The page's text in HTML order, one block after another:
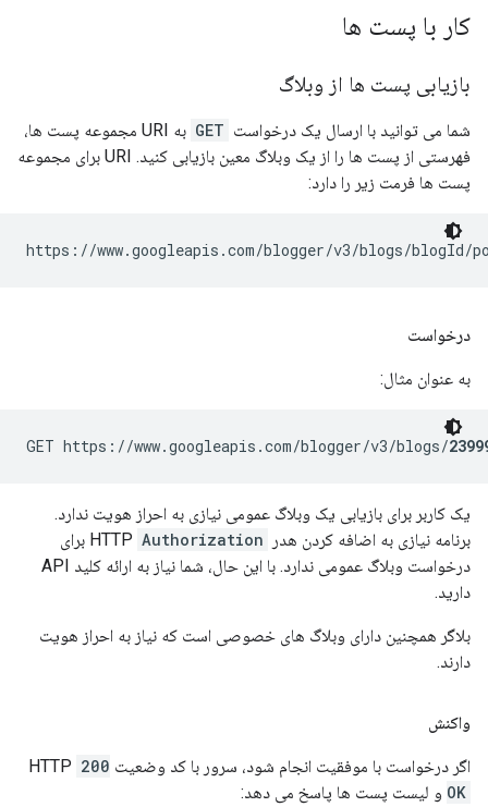
کار با پست ها
بازیابی پست ها از وبلاگ
شما می توانید با ارسال یک درخواست GET
به URI مجموعه پست ها،
فهرستی از پست ها را از یک وبلاگ معین بازیابی کنید. URI برای مجموعه
پست ها فرمت زیر را دارد:
https://www.googleapis.com/blogger/v3/blogs/blogId
درخواست
به عنوان مثال:
GET https://www.googleapis.com/blogger/v3/blogs/
یک کاربر برای بازیابی یک وبلاگ عمومی نیازی به احراز هویت ندارد.
برنامه نیازی به اضافه کردن هدر HTTP
Authorization
برای
درخواست وبلاگ عمومی ندارد. با این حال، شما نیاز به ارائه کلید API
دارید.
بلاگر همچنین دارای وبلاگ های خصوصی است که نیاز به احراز هویت
دارند.
واکنش
اگر درخواست با موفقیت انجام شود، سرور با کد وضعیت HTTP 200
OK و لیست پست ها پاسخ می دهد: